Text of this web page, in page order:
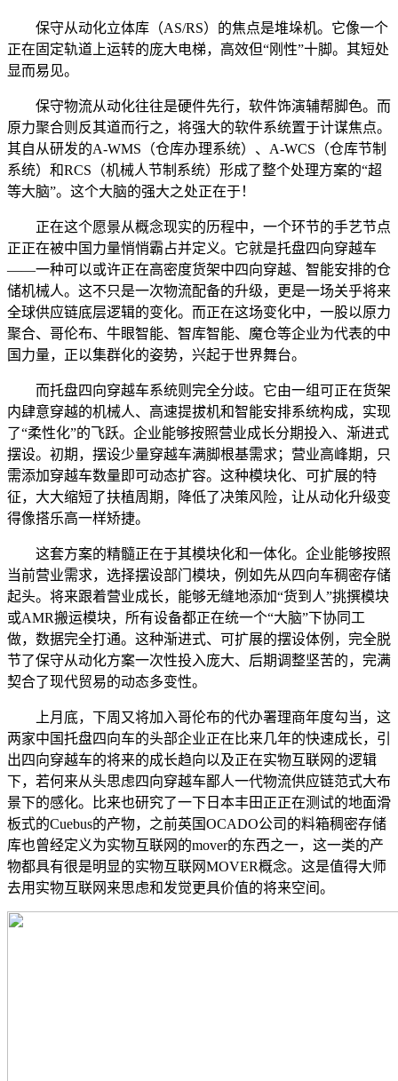
保守从动化立体库（AS/RS）的焦点是堆垛机。它像一个
正在固定轨道上运转的庞大电梯，高效但“刚性”十脚。其短处
显而易见。
保守物流从动化往往是硬件先行，软件饰演辅帮脚色。而
原力聚合则反其道而行之，将强大的软件系统置于计谋焦点。
其自从研发的A-WMS（仓库办理系统）、A-WCS（仓库节制
系统）和RCS（机械人节制系统）形成了整个处理方案的“超
等大脑”。这个大脑的强大之处正在于！
正在这个愿景从概念现实的历程中，一个环节的手艺节点
正正在被中国力量悄悄霸占并定义。它就是托盘四向穿越车
——一种可以或许正在高密度货架中四向穿越、智能安排的仓
储机械人。这不只是一次物流配备的升级，更是一场关乎将来
全球供应链底层逻辑的变化。而正在这场变化中，一股以原力
聚合、哥伦布、牛眼智能、智库智能、魔仓等企业为代表的中
国力量，正以集群化的姿势，兴起于世界舞台。
而托盘四向穿越车系统则完全分歧。它由一组可正在货架
内肆意穿越的机械人、高速提拔机和智能安排系统构成，实现
了“柔性化”的飞跃。企业能够按照营业成长分期投入、渐进式
摆设。初期，摆设少量穿越车满脚根基需求；营业高峰期，只
需添加穿越车数量即可动态扩容。这种模块化、可扩展的特
征，大大缩短了扶植周期，降低了决策风险，让从动化升级变
得像搭乐高一样矫捷。
这套方案的精髓正在于其模块化和一体化。企业能够按照
当前营业需求，选择摆设部门模块，例如先从四向车稠密存储
起头。将来跟着营业成长，能够无缝地添加“货到人”挑撰模块
或AMR搬运模块，所有设备都正在统一个“大脑”下协同工
做，数据完全打通。这种渐进式、可扩展的摆设体例，完全脱
节了保守从动化方案一次性投入庞大、后期调整坚苦的，完满
契合了现代贸易的动态多变性。
上月底，下周又将加入哥伦布的代办署理商年度勾当，这
两家中国托盘四向车的头部企业正在比来几年的快速成长，引
出四向穿越车的将来的成长趋向以及正在实物互联网的逻辑
下，若何来从头思虑四向穿越车鄙人一代物流供应链范式大布
景下的感化。比来也研究了一下日本丰田正正在测试的地面滑
板式的Cuebus的产物，之前英国OCADO公司的料箱稠密存储
库也曾经定义为实物互联网的mover的东西之一，这一类的产
物都具有很是明显的实物互联网MOVER概念。这是值得大师
去用实物互联网来思虑和发觉更具价值的将来空间。